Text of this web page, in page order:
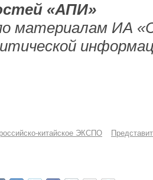
«АПИ»
материалам ИА
российско-китайское ЭКСПО